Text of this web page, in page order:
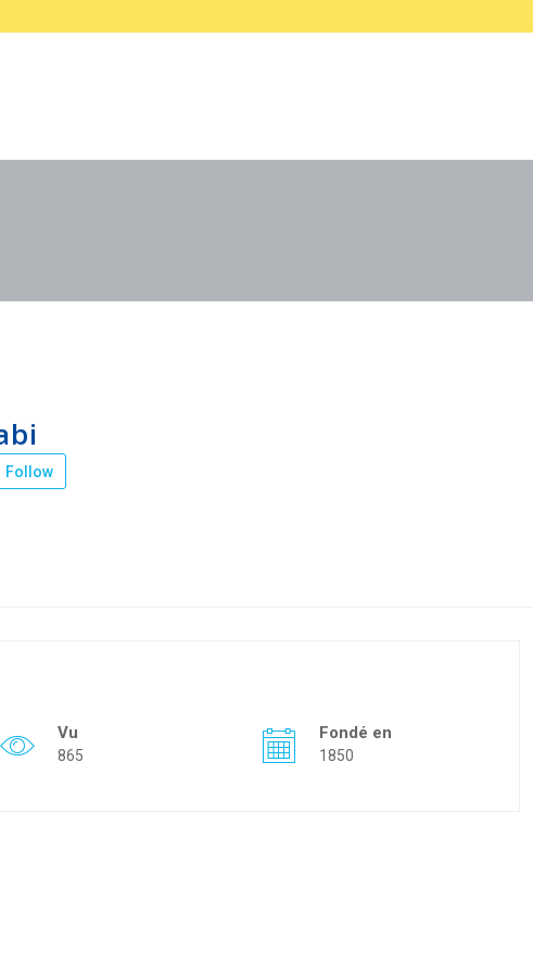
Follow
Vu
865
Fondé en
1850